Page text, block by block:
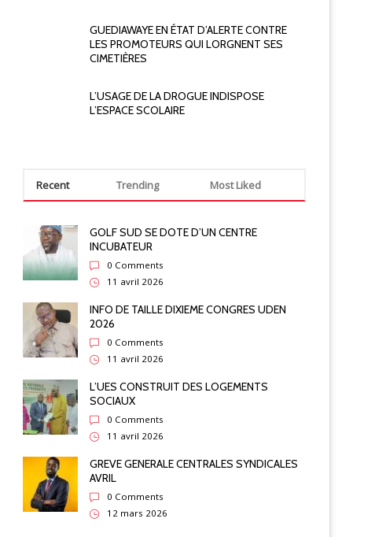
GUEDIAWAYE EN ÉTAT D’ALERTE CONTRE
LES PROMOTEURS QUI LORGNENT SES
CIMETIÈRES
L’USAGE DE LA DROGUE INDISPOSE
L’ESPACE SCOLAIRE
Recent Trending Most Liked
GOLF SUD SE DOTE D’UN CENTRE
INCUBATEUR
0 Comments
11 avril 2026
INFO DE TAILLE DIXIEME CONGRES UDEN
2026
0 Comments
11 avril 2026
L’UES CONSTRUIT DES LOGEMENTS
SOCIAUX
0 Comments
11 avril 2026
GREVE GENERALE CENTRALES SYNDICALES
AVRIL
0 Comments
12 mars 2026